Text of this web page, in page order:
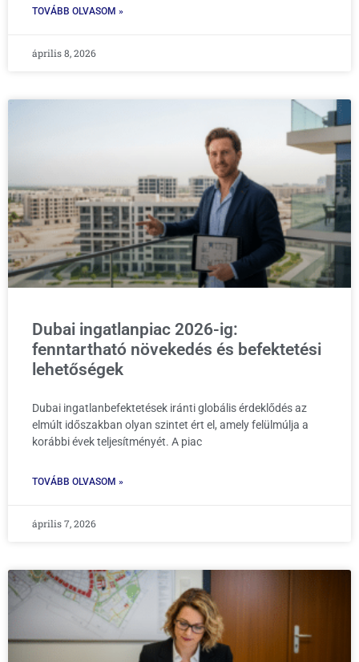
TOVÁBB OLVASOM »
április 8, 2026
Dubai ingatlanpiac 2026-ig:
fenntartható növekedés és befektetési
lehetőségek
Dubai ingatlanbefektetések iránti globális érdeklődés az
elmúlt időszakban olyan szintet ért el, amely felülmúlja a
korábbi évek teljesítményét. A piac
TOVÁBB OLVASOM »
április 7, 2026